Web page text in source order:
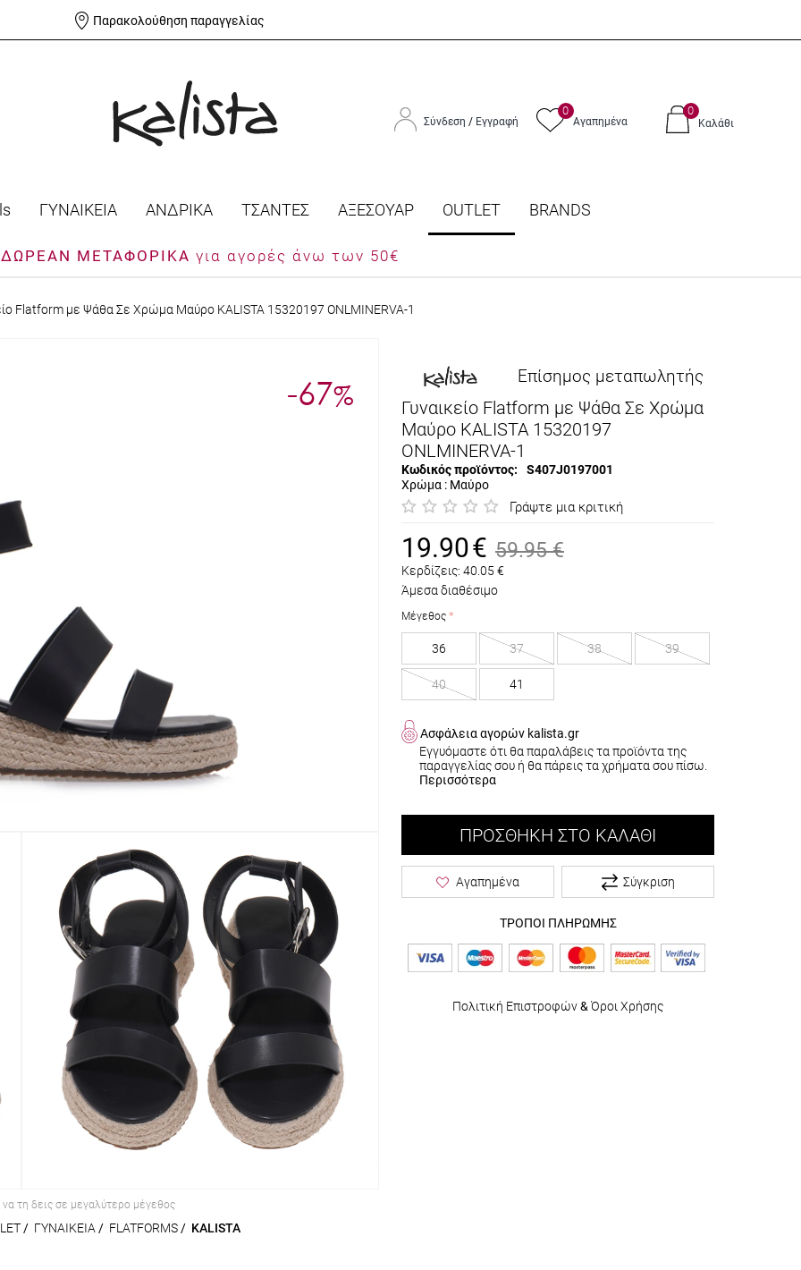
Παρακολούθηση παραγγελίας
Σύνδεση / Εγγραφή
0
Αγαπημένα
0
Καλάθι
ΓΥΝΑΙΚΕΙΑ ΑΝΔΡΙΚΑ ΤΣΑΝΤΕΣ ΑΞΕΣΟΥΑΡ OUTLET BRANDS
ΔΩΡΕΑΝ ΜΕΤΑΦΟΡΙΚΑ για αγορές άνω των 50€
Flatform με Ψάθα Σε Χρώμα Μαύρο KALISTA 15320197 ONLMINERVA-1
-67%
να τη δεις σε μεγαλύτερο μέγεθος
/ ΓΥΝΑΙΚΕΙΑ / FLATFORMS / KALISTA
Επίσημος μεταπωλητής
Γυναικείο Flatform με Ψάθα Σε Χρώμα
Μαύρο KALISTA 15320197
ONLMINERVA-1
Κωδικός προϊόντος:
S407J0197001
Χρώμα : Μαύρο
Γράψτε μια κριτική
19.90€ 59.95 €
Κερδίζεις: 40.05 €
Άμεσα διαθέσιμο
Μέγεθος
36 37 38 39
40 41
Ασφάλεια αγορών kalista.gr
Εγγυόμαστε ότι θα παραλάβεις τα προϊόντα της
παραγγελίας σου ή θα πάρεις τα χρήματα σου πίσω.
Περισσότερα
ΠΡΟΣΘΉΚΗ ΣΤΟ ΚΑΛΆΘΙ
Αγαπημένα Σύγκριση
ΤΡΟΠΟΙ ΠΛΗΡΩΜΗΣ
Πολιτική Επιστροφών& Όροι Χρήσης